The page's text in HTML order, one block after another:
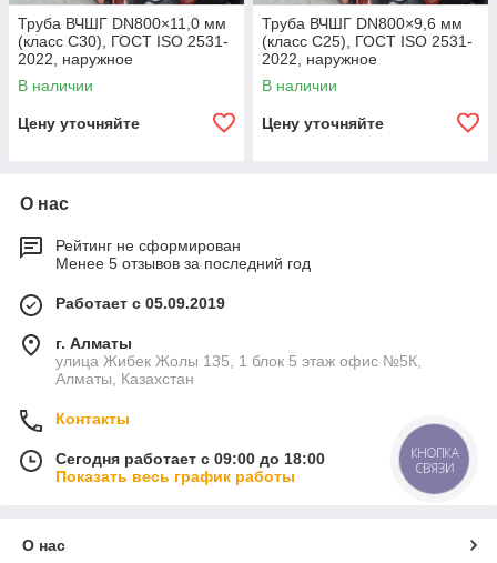
Труба ВЧШГ DN800×11,0 мм
(класс C30), ГОСТ ISO 2531-
2022, наружное
полиуретановое покрытие,
внутреннее цементно-
В наличии
Цену уточняйте
Труба ВЧШГ DN800×9,6 мм
(класс C25), ГОСТ ISO 2531-
2022, наружное
полиуретановое покрытие,
внутреннее цементно-
В наличии
Цену уточняйте
О нас
Рейтинг не сформирован
Менее 5 отзывов за последний год
Работает с 05.09.2019
г. Алматы
улица Жибек Жолы 135, 1 блок 5 этаж офис №5К,
Алматы, Казахстан
Контакты
Сегодня работает с 09:00 до 18:00
Показать весь график работы
О нас
КНОПКА
СВЯЗИ